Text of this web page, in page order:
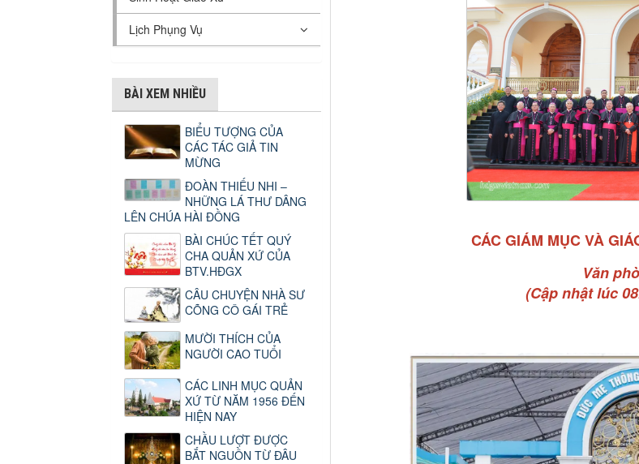
CÁC GIÁM MỤC VÀ
Văn
(Cập nhật lúc
Lịch Phụng Vụ
BÀI XEM NHIỀU
BIỂU TƯỢNG CỦA
CÁC TÁC GIẢ TIN
MỪNG
ĐOÀN THIẾU NHI –
NHỮNG LÁ THƯ DÂNG
LÊN CHÚA HÀI ĐỒNG
BÀI CHÚC TẾT QUÝ
CHA QUẢN XỨ CỦA
BTV.HĐGX
CÂU CHUYỆN NHÀ SƯ
CÕNG CÔ GÁI TRẺ
MƯỜI THÍCH CỦA
NGƯỜI CAO TUỔI
CÁC LINH MỤC QUẢN
XỨ TỪ NĂM 1956 ĐẾN
HIỆN NAY
CHẦU LƯỢT ĐƯỢC
BẮT NGUỒN TỪ ĐÂU